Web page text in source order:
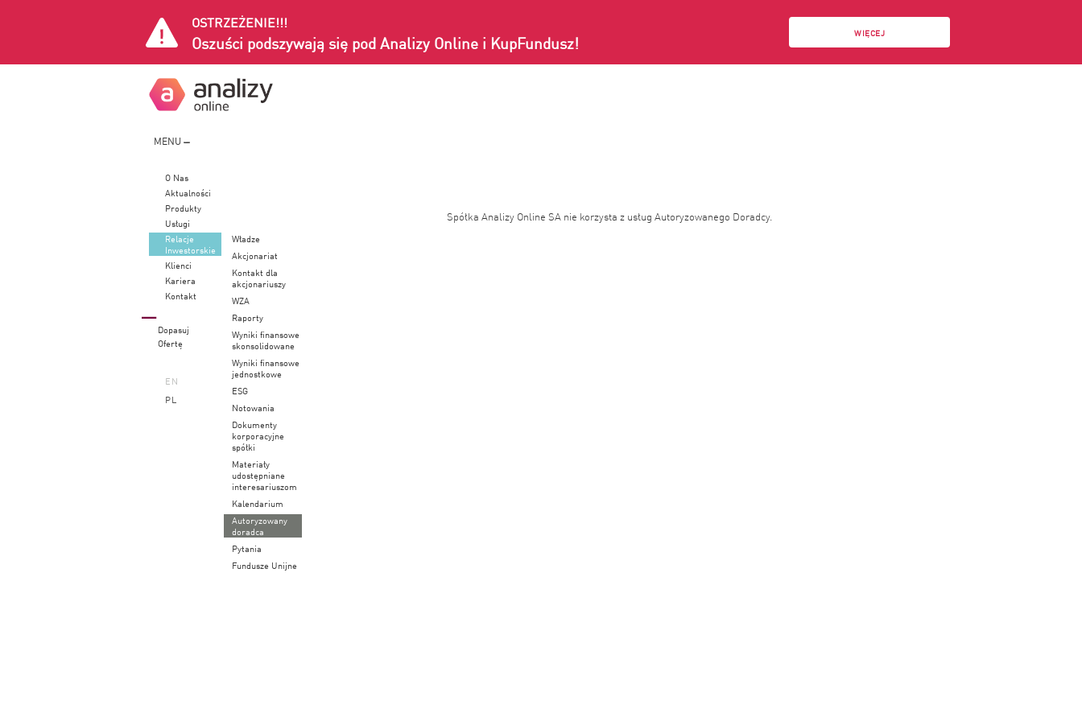
OSTRZEŻENIE!!!
Oszuści podszywają się pod Analizy Online i KupFundusz! WIĘCEJ
MENU
O Nas
Aktualności
Produkty
Usługi
Relacje
Inwestorskie
Władze
Akcjonariat
Kontakt dla
akcjonariuszy
WZA
Raporty
Wyniki finansowe
skonsolidowane
Wyniki finansowe
jednostkowe
ESG
Notowania
Dokumenty
korporacyjne
spółki
Materiały
udostępniane
interesariuszom
Kalendarium
Autoryzowany
doradca
Pytania
Fundusze Unijne
Klienci
Kariera
Kontakt
Dopasuj
Ofertę
EN
PL
Spółka Analizy Online SA nie korzysta z usług Autoryzowanego Doradcy.